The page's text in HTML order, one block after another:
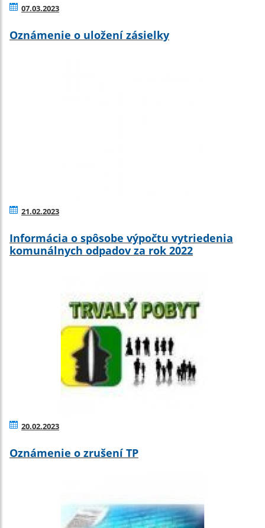
07.03.2023
Oznámenie o uložení zásielky
21.02.2023
Informácia o spôsobe výpočtu vytriedenia
komunálnych odpadov za rok 2022
20.02.2023
Oznámenie o zrušení TP